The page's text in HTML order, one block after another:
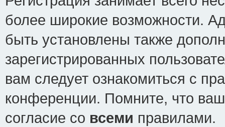
более широкие возможности.
быть установлены также
зарегистрированных
вам следует ознакомиться с
конференции. Помните, что
согласие со всеми правилами.